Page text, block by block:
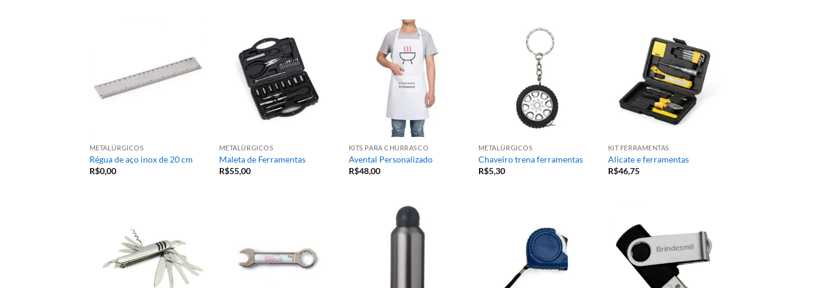
METALÚRGICOS
Régua de aço inox de 20 cm
R$0,00
METALÚRGICOS
Maleta de Ferramentas
R$55,00
KITS PARA CHURRASCO
Avental Personalizado
R$48,00
METALÚRGICOS
Chaveiro trena ferramentas
R$5,30
KIT FERRAMENTAS
Alicate e ferramentas
R$46,75